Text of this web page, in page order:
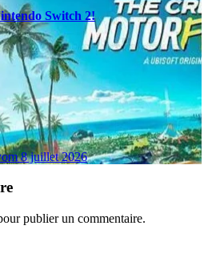
Switch 2!
8 juillet 2026
publier un commentaire.